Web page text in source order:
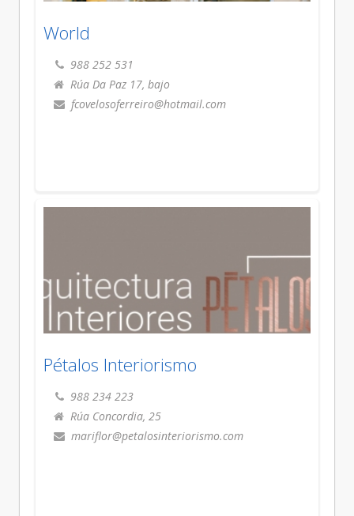
World
988 252 531
Rúa Da Paz 17, bajo
fcovelosoferreiro@hotmail.com
Pétalos Interiorismo
988 234 223
Rúa Concordia, 25
mariflor@petalosinteriorismo.com